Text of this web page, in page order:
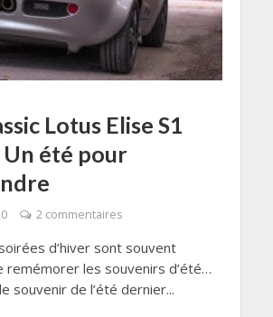
Lotus Elise S1
été pour
2 commentaires
d’hiver sont souvent
remémorer les souvenirs d’été…
souvenir de l’été dernier...